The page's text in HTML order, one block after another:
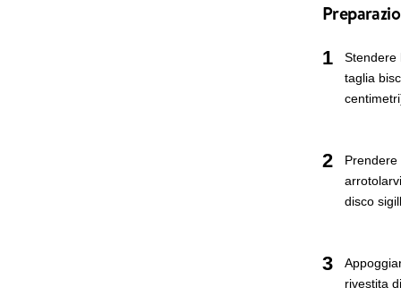
1
Stendere
taglia
2
disco
3
rivestita